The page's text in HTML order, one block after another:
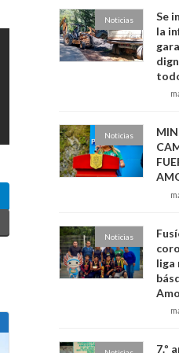
Noticias
Se
la
Noticias
Noticias
liga
7.º